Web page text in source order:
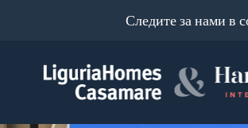
Следите за нами в